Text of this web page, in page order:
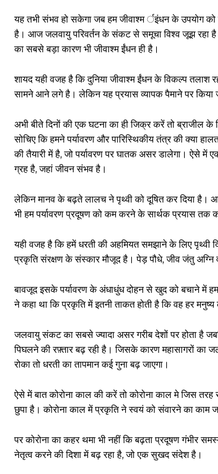
यह तभी संभव हो सकेगा जब हम जीवाश्म र्इंधन के उपयोग
है। आज जलवायु परिवर्तन के संकट से समूचा विश्व जूझ रहा है।
का सबसे बड़ा कारण भी जीवाश्म ईंधन ही है।
शायद यही वजह है कि दुनिया जीवाश्म ईंधन के विकल्प तलाश
सामने आने लगे है। लेकिन यह प्रयास व्यापक पैमाने पर किया
अभी बीते दिनों की एक घटना का ही जिक्र करें तो ब्राजील
सोचिए कि हमने पर्यावरण और पारिस्थिकीय तंत्र की क्या
की तैयारी में है, जो पर्यावरण पर घातक असर डालेगा। ऐसे में
ग्रह है, जहां जीवन संभव है।
लेकिन मानव के बढ़ते लालच ने पृथ्वी को दूषित कर दिया है।
भी हम पर्यावरण प्रदूषण को कम करने के सार्थक प्रयास तक
यही वजह है कि हमें धरती की अहमियत समझाने के लिए पृथ्वी
प्रकृति संरक्षण के संस्कार मौजूद है। पेड़ पौधे, जीव जंतु अग्नि
बावजूद इसके पर्यावरण के अंधाधुंध दोहन से खुद को बचाने में
ने कहा था कि प्रकृति में इतनी ताकत होती है कि वह हर
जलवायु संकट का सबसे ज्यादा असर गरीब देशों पर होता है
पिघलने की रफ़्तार बढ़ रही है। जिसके कारण महासागरों का
रोका तो धरती का तापमान कई गुना बढ़ जाएगा।
ऐसे में बात कोरोना काल की करें तो कोरोना काल मे जिस
छुपा है। कोरोना काल में प्रकृति ने स्वयं को संवारने का काम
पर कोरोना का कहर थमा भी नहीं कि बढ़ता प्रदूषण गंभीर
नेतृत्व करने की दिशा में बढ़ रहा है, जो एक सुखद संदेश है।